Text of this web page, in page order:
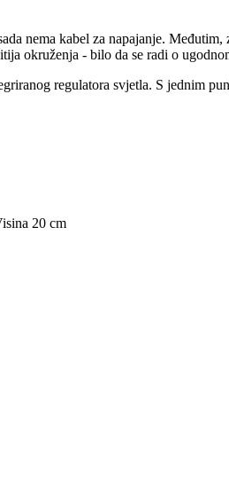
nema kabel za napajanje.
okruženja - bilo da se radi o
regulatora svjetla. S jednim
20 cm